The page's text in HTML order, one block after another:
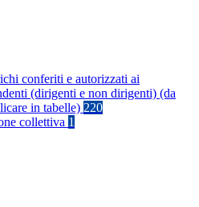
conferiti e autorizzati ai
(dirigenti e non dirigenti) (da
in tabelle) 220
collettiva 1